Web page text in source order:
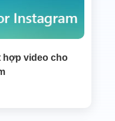
hợp video cho